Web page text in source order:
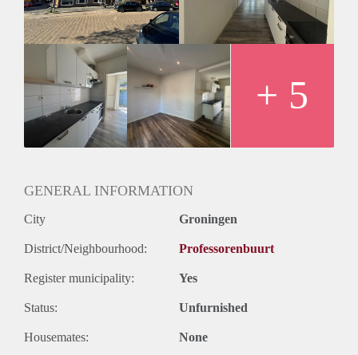
aparte slaapkamer biedt directe toegang tot de tuin. Daarnaast
beschikt het appartement over een eigen badkamer met
douche, wastafel en toilet.
De huurprijs bedraagt €1.051,96 per maand, inclusief een
voorschot van €100,- voor gas, water, elektra en internet.
Vanwege het hoge aantal aanvragen kunnen we niet op
iedereen reageren. We nodigen doorgaans circa 5 kandidaten
uit voor een bezichtiging. We kunnen helaas niet iedereen
+ 5
GENERAL INFORMATION
City Groningen
District/Neighbourhood: Professorenbuurt
Register municipality: Yes
Status: Unfurnished
Housemates: None